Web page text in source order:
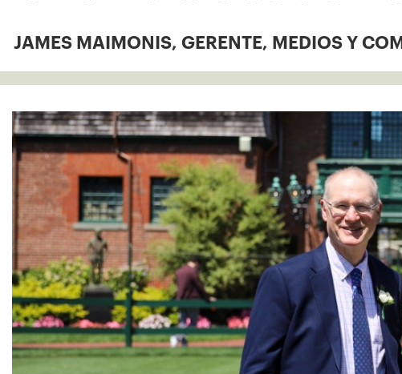
JAMES MAIMONIS, GERENTE, MEDIOS Y